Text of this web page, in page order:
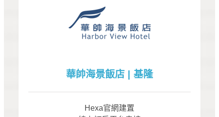
華帥海景飯店 | 基隆
Hexa官網建置